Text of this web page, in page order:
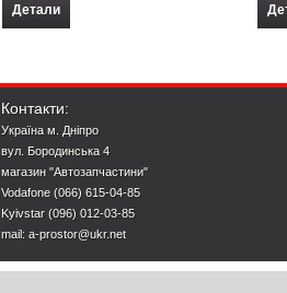
Детали
Контакти:
Україна м. Дніпро
вул. Бородинська 4
магазин "Автозапчастини"
Vodafone (066) 615-04-85
Kyivstar (096) 012-03-85
mail: a-prostor@ukr.net